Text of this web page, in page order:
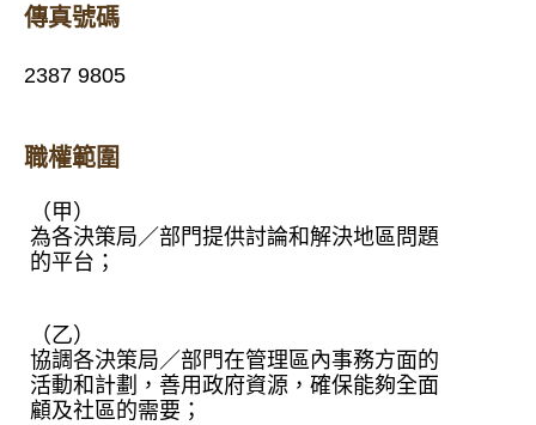
傳真號碼
2387 9805
職權範圍
（甲）
為各決策局／部門提供討論和解決地區問題
的平台；
（乙）
協調各決策局／部門在管理區內事務方面的
活動和計劃，善用政府資源，確保能夠全面
顧及社區的需要；